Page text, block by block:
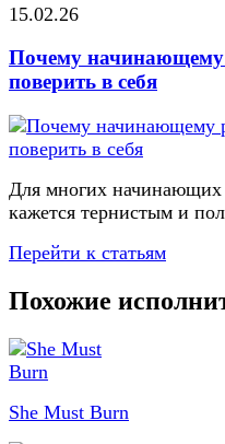
15.02.26
Почему
поверить в себя
Для многих начинающих
кажется тернистым и
Перейти к статьям
Похожие
She Must Burn